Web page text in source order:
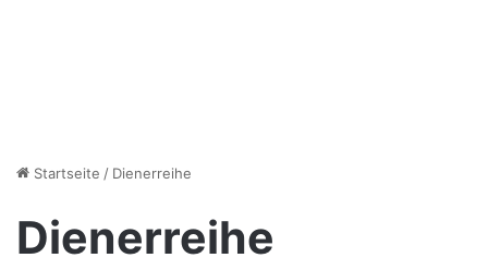
Startseite / Dienerreihe
Dienerreihe